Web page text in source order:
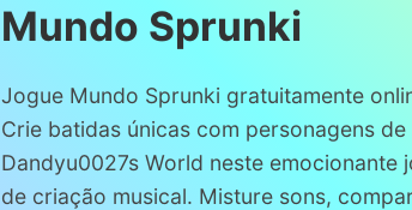
Mundo Sprunki
Jogue Mundo Sprunki gratuitamente
Crie batidas únicas com personagens de
Dandyu0027s World neste emocionante
de criação musical. Misture sons,